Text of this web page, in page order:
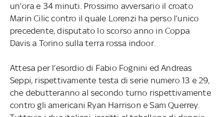
un’ora e 34 minuti. Prossimo avversario il croato
Marin Cilic contro il quale Lorenzi ha perso l’unico
precedente, disputato lo scorso anno in Coppa
Davis a Torino sulla terra rossa indoor.
Attesa per l’esordio di Fabio Fognini ed Andreas
Seppi, rispettivamente testa di serie numero 13 e 29,
che debutteranno al secondo turno rispettivamente
contro gli americani Ryan Harrison e Sam Querrey.